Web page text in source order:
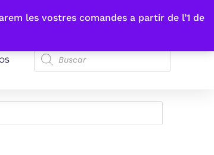
les vostres comandes a partir de l’1 de